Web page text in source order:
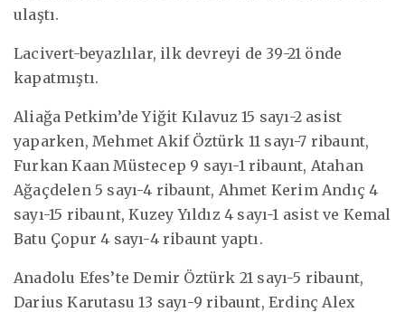
ulaştı.
Lacivert-beyazlılar, ilk devreyi de 39-21 önde
kapatmıştı.
Aliağa Petkim’de Yiğit Kılavuz 15 sayı-2 asist
yaparken, Mehmet Akif Öztürk 11 sayı-7 ribaunt,
Furkan Kaan Müstecep 9 sayı-1 ribaunt, Atahan
Ağaçdelen 5 sayı-4 ribaunt, Ahmet Kerim Andıç 4
sayı-15 ribaunt, Kuzey Yıldız 4 sayı-1 asist ve Kemal
Batu Çopur 4 sayı-4 ribaunt yaptı.
Anadolu Efes’te Demir Öztürk 21 sayı-5 ribaunt,
Darius Karutasu 13 sayı-9 ribaunt, Erdinç Alex